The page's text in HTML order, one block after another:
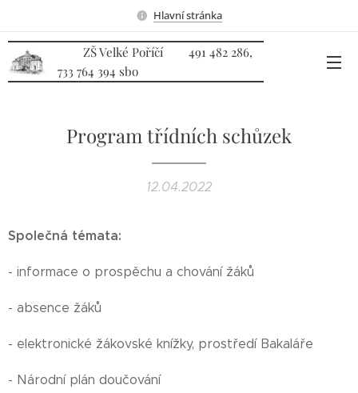
Hlavní stránka
ZŠ Velké Poříčí 491 482 286,
733 764 394 sbo
Program třídních schůzek
12.04.2022
Společná témata:
- informace o prospěchu a chování žáků
- absence žáků
- elektronické žákovské knížky, prostředí Bakaláře
- Národní plán doučování